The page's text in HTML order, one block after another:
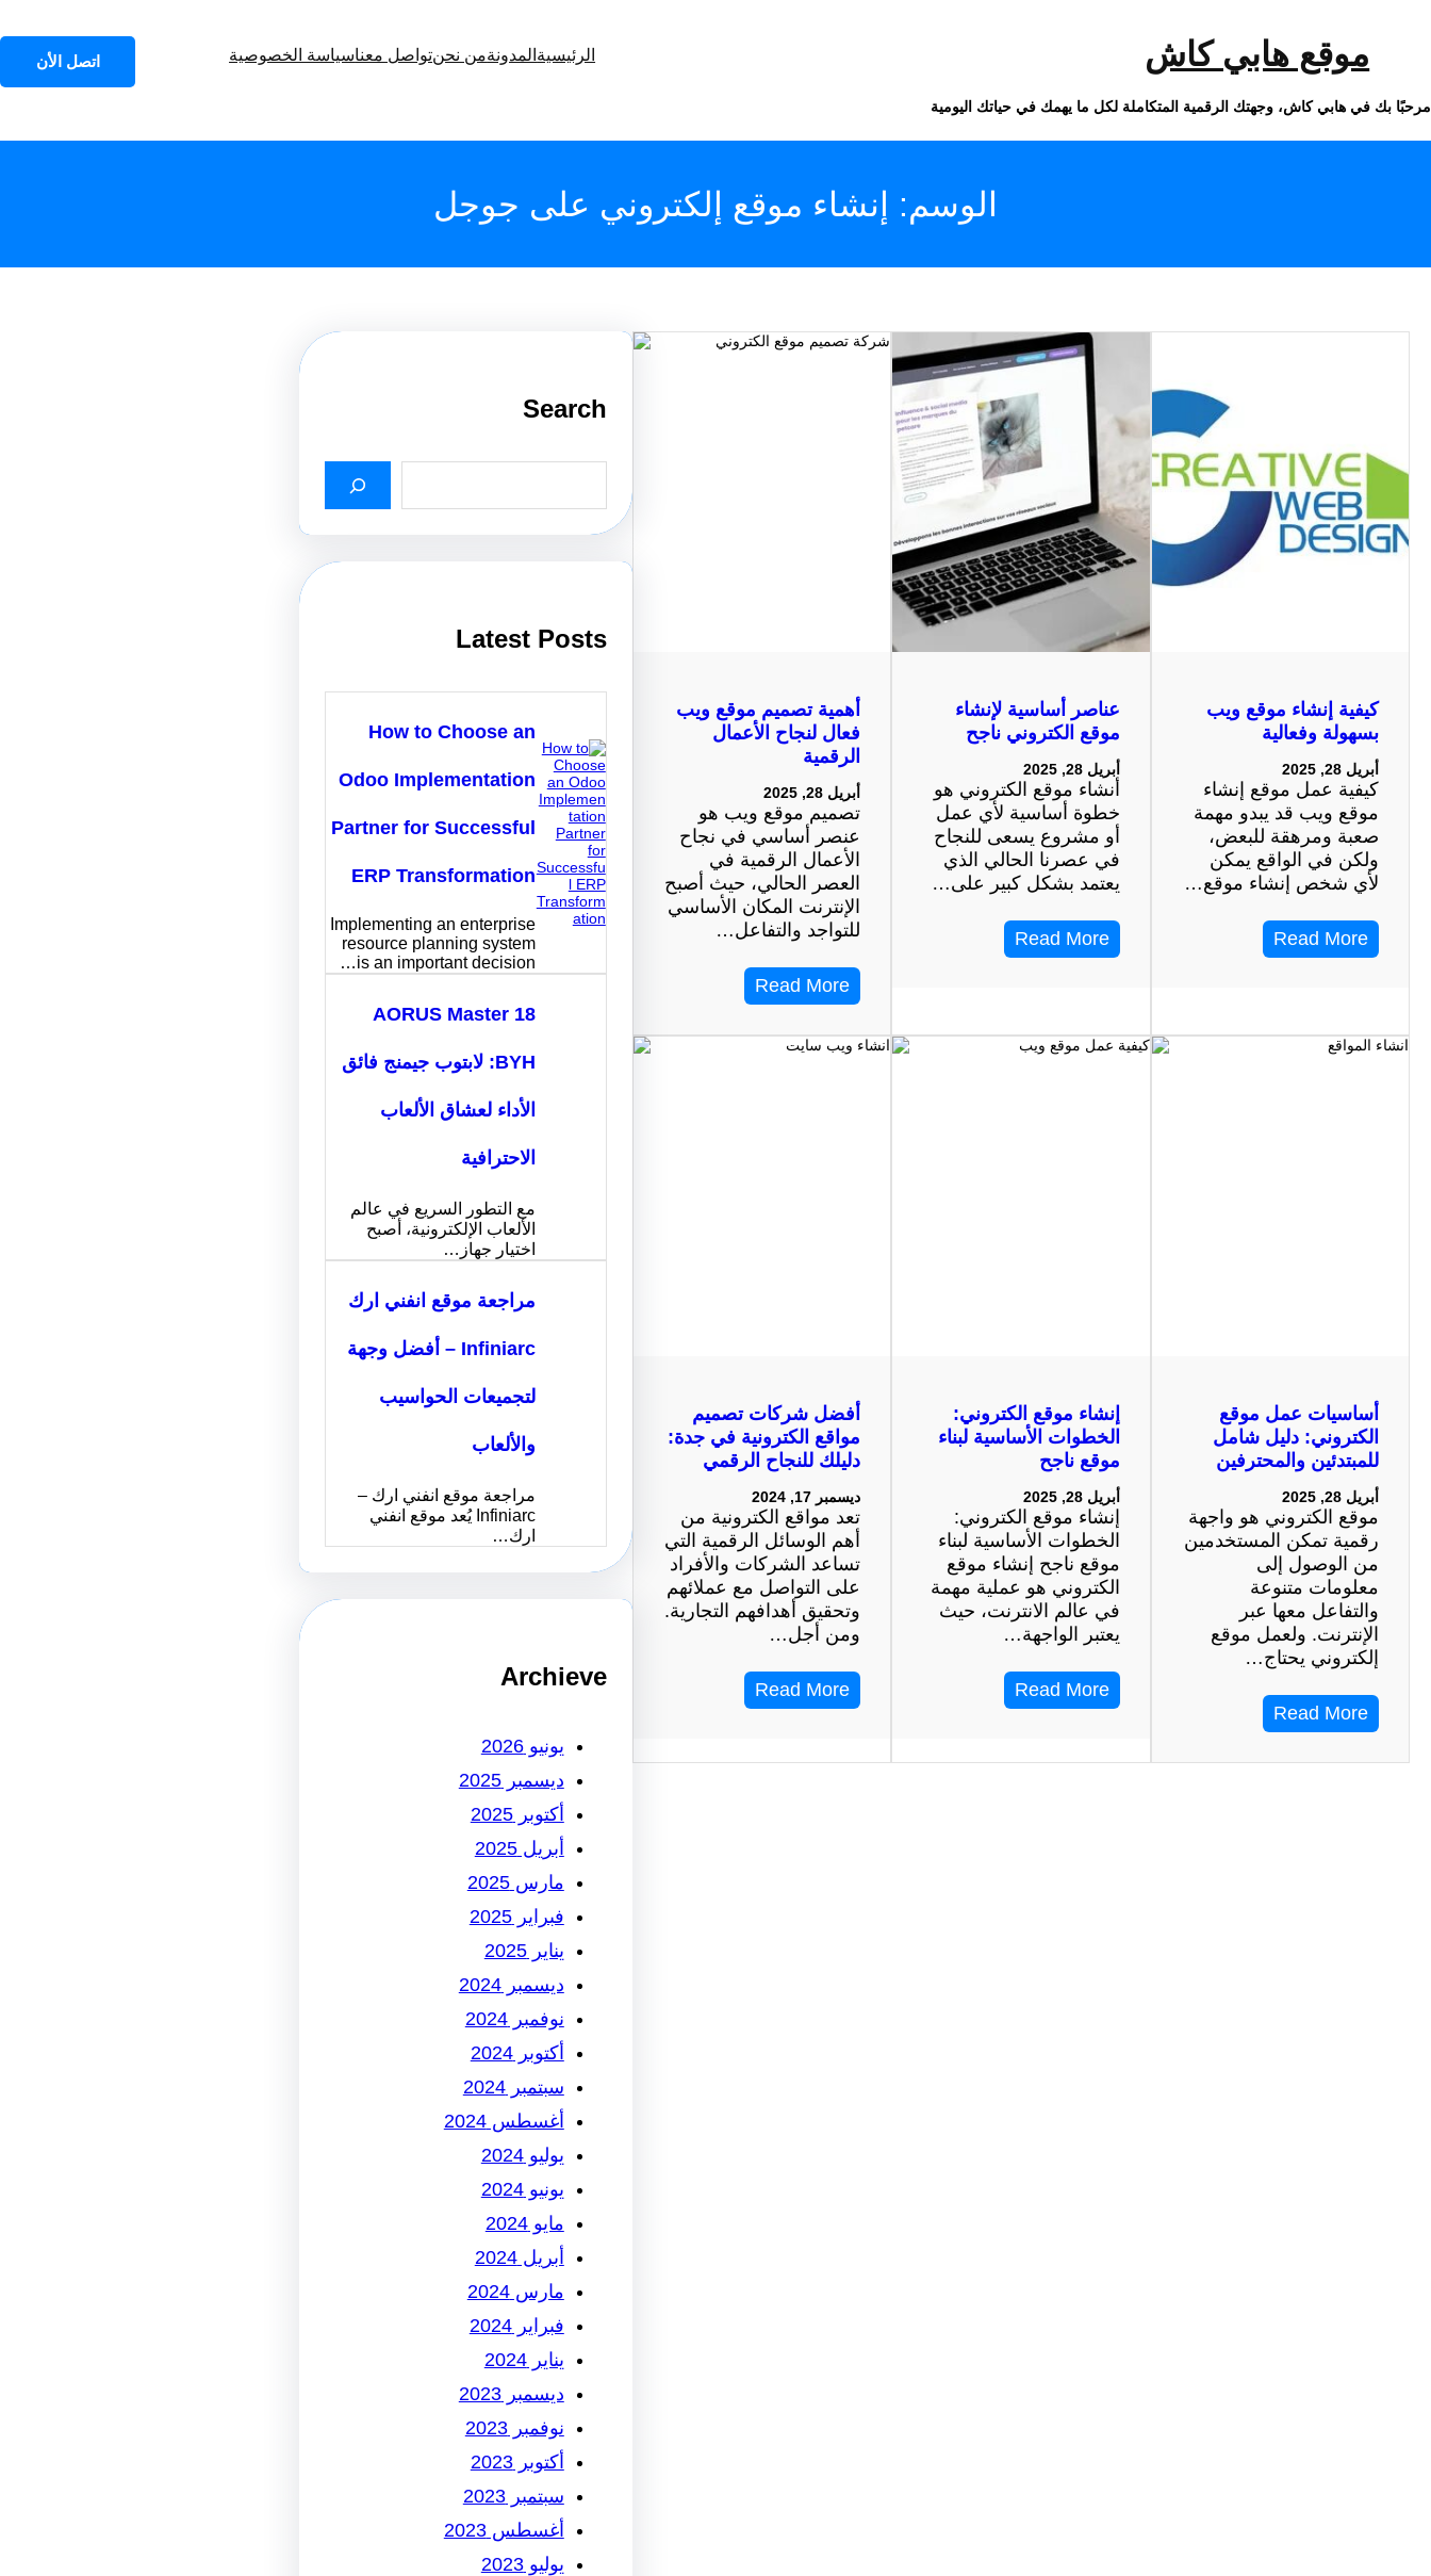
موقع هابي كاش الرئيسية المدونةمن نحنتواصل معناسياسة الخصوصية اتصل الأن
مرحبًا بك في هابي كاش، وجهتك الرقمية المتكاملة لكل ما يهمك في حياتك اليومية
الوسم: إنشاء موقع إلكتروني على جوجل
كيفية إنشاء موقع ويب
بسهولة وفعالية
أبريل 28, 2025
كيفية عمل موقع إنشاء
موقع ويب قد يبدو مهمة
صعبة ومرهقة للبعض،
ولكن في الواقع يمكن
لأي شخص إنشاء موقع…
Read More
عناصر أساسية لإنشاء
موقع الكتروني ناجح
أبريل 28, 2025
أنشاء موقع الكتروني هو
خطوة أساسية لأي عمل
أو مشروع يسعى للنجاح
في عصرنا الحالي الذي
يعتمد بشكل كبير على…
Read More
أهمية تصميم موقع ويب
فعال لنجاح الأعمال
الرقمية
أبريل 28, 2025
تصميم موقع ويب هو
عنصر أساسي في نجاح
الأعمال الرقمية في
العصر الحالي، حيث أصبح
الإنترنت المكان الأساسي
للتواجد والتفاعل…
Read More
أساسيات عمل موقع
الكتروني: دليل شامل
للمبتدئين والمحترفين
أبريل 28, 2025
موقع الكتروني هو واجهة
رقمية تمكن المستخدمين
من الوصول إلى
معلومات متنوعة
والتفاعل معها عبر
الإنترنت. ولعمل موقع
إلكتروني يحتاج…
Read More
إنشاء موقع الكتروني:
الخطوات الأساسية لبناء
موقع ناجح
أبريل 28, 2025
إنشاء موقع الكتروني:
الخطوات الأساسية لبناء
موقع ناجح إنشاء موقع
الكتروني هو عملية مهمة
في عالم الانترنت، حيث
يعتبر الواجهة…
Read More
أفضل شركات تصميم
مواقع الكترونية في جدة:
دليلك للنجاح الرقمي
ديسمبر 17, 2024
تعد مواقع الكترونية من
أهم الوسائل الرقمية التي
تساعد الشركات والأفراد
على التواصل مع عملائهم
وتحقيق أهدافهم التجارية.
ومن أجل…
Read More
Search
c
Latest Posts
How to Choose an
Odoo Implementation
Partner for Successful
ERP Transformation
Implementing an enterprise
resource planning system
is an important decision…
AORUS Master 18
BYH: لابتوب جيمنج فائق
الأداء لعشاق الألعاب
الاحترافية
مع التطور السريع في عالم
الألعاب الإلكترونية، أصبح
اختيار جهاز…
مراجعة موقع انفني ارك
Infiniarc – أفضل وجهة
لتجميعات الحواسيب
والألعاب
مراجعة موقع انفني ارك –
Infiniarc يُعد موقع انفني
ارك…
Archieve
يونيو 2026
ديسمبر 2025
أكتوبر 2025
أبريل 2025
مارس 2025
فبراير 2025
يناير 2025
ديسمبر 2024
نوفمبر 2024
أكتوبر 2024
سبتمبر 2024
أغسطس 2024
يوليو 2024
يونيو 2024
مايو 2024
أبريل 2024
مارس 2024
فبراير 2024
يناير 2024
ديسمبر 2023
نوفمبر 2023
أكتوبر 2023
سبتمبر 2023
أغسطس 2023
يوليو 2023